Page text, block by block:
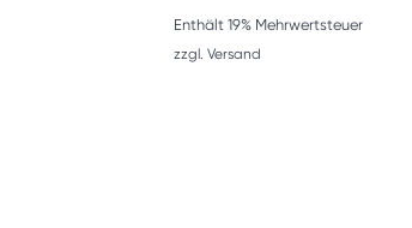
Enthält 19% Mehrwertsteuer
zzgl. Versand